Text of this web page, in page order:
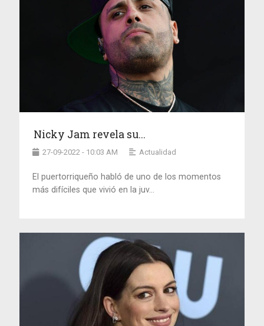
Nicky Jam revela su...
27-09-2022 - 10:03 AM Actualidad
El puertorriqueño habló de uno de los momentos
más difíciles que vivió en la juv...